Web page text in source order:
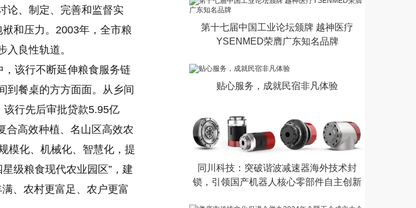
论、制定、完善和监督实
和压力。2003年，全市粮
良性轨道。
，该行不断延伸粮食服务链
到餐桌的方方面面。从乡间
行先后审批贷款5.95亿
合高效种植、名山区高效农
模化、机械化、智慧化，提
级粮食现代农业园区”，建
、农村更富足、农户更富
第十七届中国工业论坛颁牌 越神医疗
YSENMED荣膺广东知名品牌
贴心服务，成就民宿非凡体验
同川科技：突破谐波减速器海外技术封
锁，引领国产机器人核心零部件自主创新